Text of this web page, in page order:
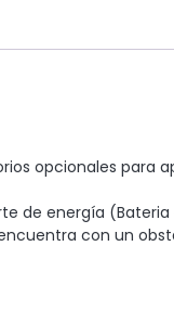
opcionales para
de energía
con un